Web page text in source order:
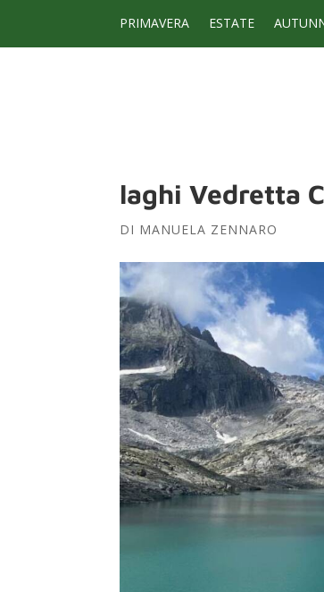
PRIMAVERA ESTATE
laghi Vedretta
DI MANUELA ZENNARO